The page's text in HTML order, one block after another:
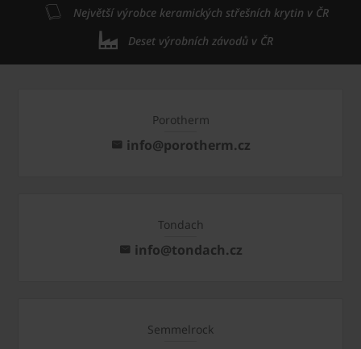
Největší výrobce keramických střešních krytin v ČR
Deset výrobních závodů v ČR
Porotherm
info@porotherm.cz
Tondach
info@tondach.cz
Semmelrock